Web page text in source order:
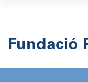
Fundació